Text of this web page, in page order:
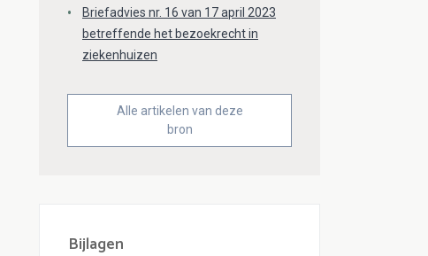
Briefadvies nr. 16 van 17 april 2023
betreffende het bezoekrecht in
ziekenhuizen
Alle artikelen van deze
bron
Bijlagen